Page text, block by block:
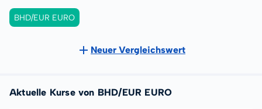
BHD/EUR EURO
Neuer Vergleichswert
Aktuelle Kurse von BHD/EUR EURO